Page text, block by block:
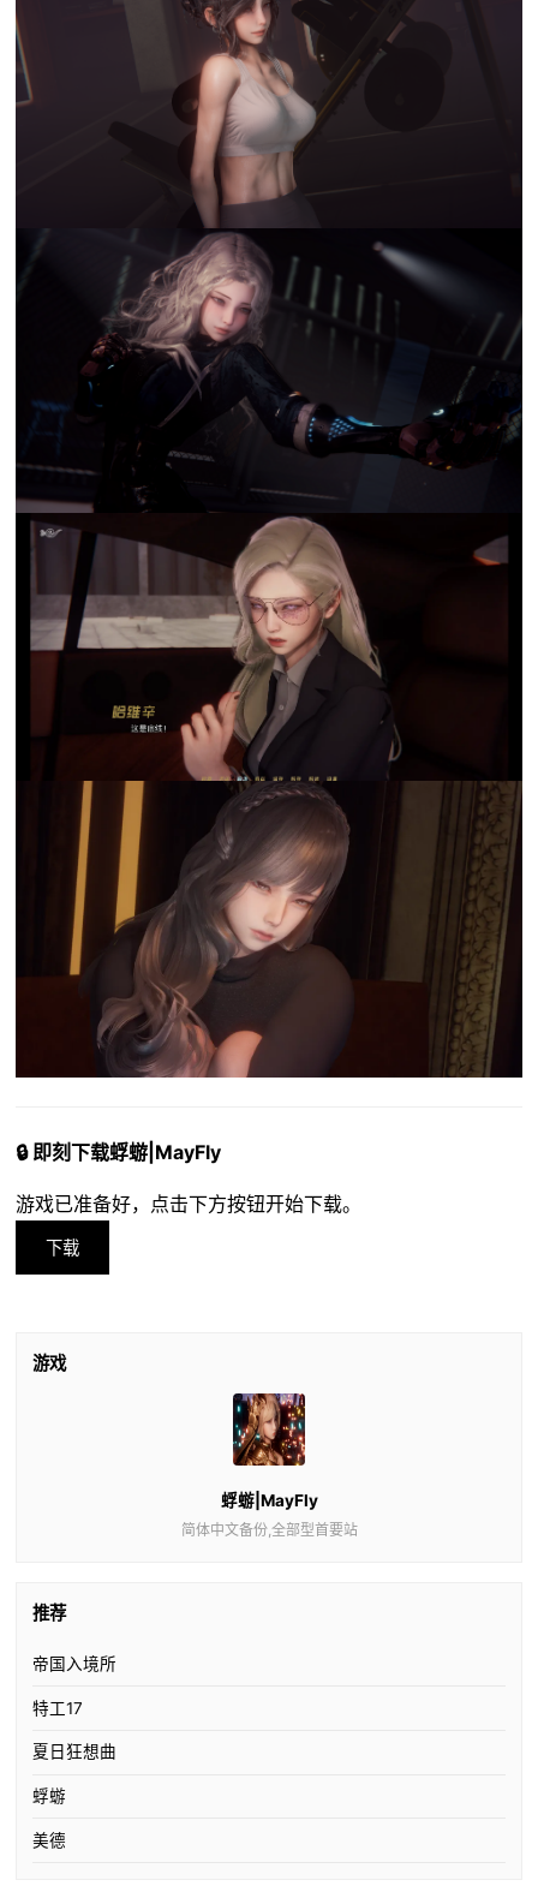
🔒 即刻下载蜉蝣|MayFly
游戏已准备好，点击下方按钮开始下载。
下载
游戏
蜉蝣|MayFly
简体中文备份,全部型首要站
推荐
帝国入境所
特工17
夏日狂想曲
蜉蝣
美德